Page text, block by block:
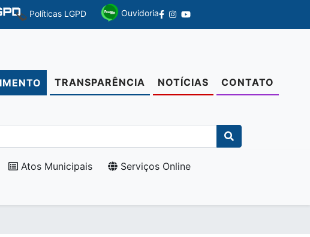
Políticas LGPD Ouvidoria
TRANSPARÊNCIA NOTÍCIAS CONTATO
Atos Municipais
Serviços Online